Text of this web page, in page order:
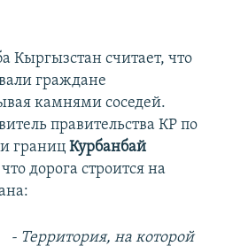
Кыргызстан считает, что
граждане
камнями соседей.
правительства КР по
границ Курбанбай
дорога строится на
- Территория, на которой